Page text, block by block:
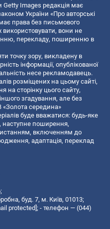
Getty Images редакція має
України «Про авторські
права без письмового
використовувати, вони не
перекладу, поширенню в
точку зору, викладену в
інформації, опублікованої
несе рекламодавець.
розміщених на цьому сайті,
на сторінку цього сайту,
згадування, але без
«Золота середина»
буде вважатися: будь-яке
наступне поширення,
включенням до
адаптація, переклад
буд. 7, м. Київ, 01013;
protected]; - телефон — (044)